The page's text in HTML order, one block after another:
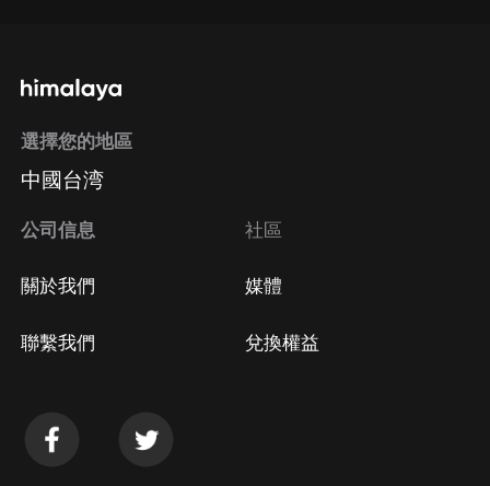
選擇您的地區
中國台湾
公司信息
關於我們
聯繫我們
社區
媒體
兌換權益